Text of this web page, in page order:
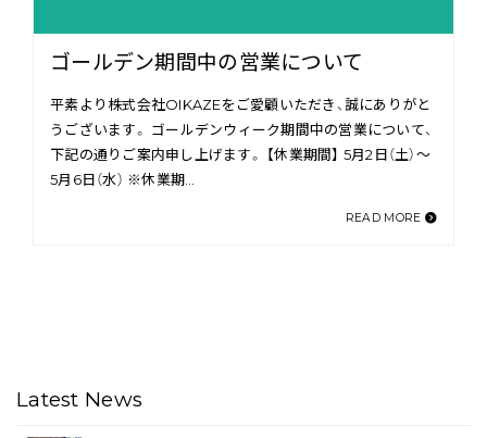
ゴールデン期間中の営業について
平素より株式会社OIKAZEをご愛顧いただき、誠にありがと
うございます。 ゴールデンウィーク期間中の営業について、
下記の通りご案内申し上げます。 【休業期間】 5月2日（土）〜
5月6日（水） ※休業期…
READ MORE
Latest News